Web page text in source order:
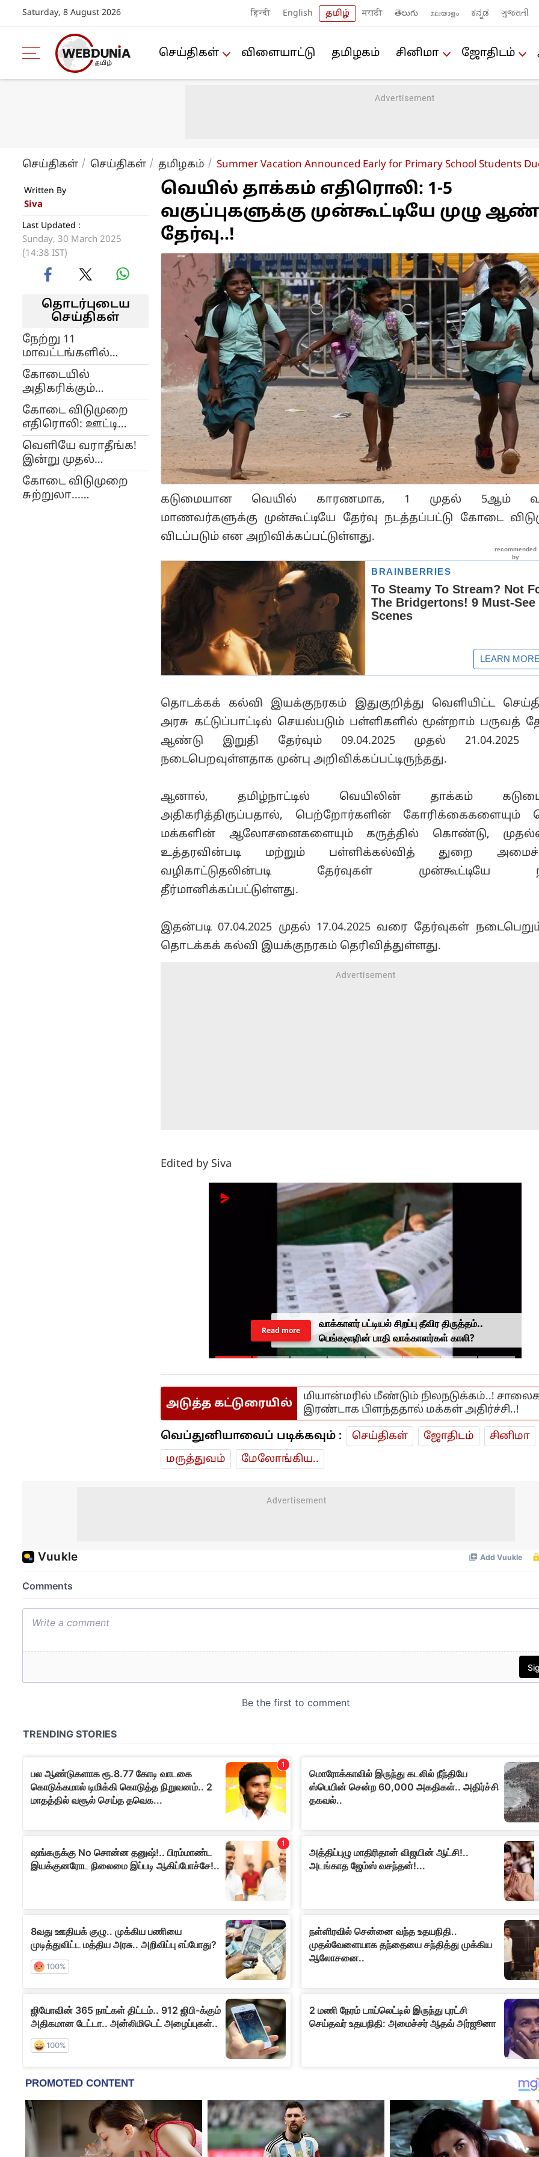
Saturday, 8 August 2026 हिन्दी English தமிழ் मराठी తెలుగు മലയാളം ಕನ್ನಡ ગુજરાતી
செய்திகள் விளையா‌ட்டு த‌மிழக‌ம் சினிமா ஜோ‌திட‌ம்
செய்திகள் செய்திகள் த‌மிழக‌ம் Summer Vacation Announced Early for Primary School Students
Written By
Siva
Last Updated :
Sunday, 30 March 2025
(14:38 IST)
தொடர்புடைய
செய்திகள்
நேற்று 11
மாவட்டங்களில்
சதமடித்த வெயில்..
இன்றும் வெப்பம்
அதிகம் இருக்கும் என
தகவல்..!
கோடையில்
அதிகரிக்கும்
நீர்க்கடுப்பு எனப்படும்
சிறுநீர்ப் பாதை
தொற்று: என்ன
செய்ய வேண்டும்?
கோடை விடுமுறை
எதிரொலி: ஊட்டி
சிறப்பு மலை சீசன்
ரயில் இன்று முதல்
தொடக்கம்..!
வெளியே வராதீங்க!
இன்று முதல்
கொளுத்தப் போகும்
கடும் வெயில்! 10
மாவட்டங்களுக்கு
கோடை விடுமுறை
சுற்றுலா...
வெயில் தாக்கம் எதிரொலி: 1-5
வகுப்புகளுக்கு முன்கூட்டியே முழு
தேர்வு..!
கடுமையான வெயில் காரணமாக, 1 முதல் 5ஆம்
மாணவர்களுக்கு முன்கூட்டியே தேர்வு நடத்தப்பட்டு கோடை
விடப்படும் என அறிவிக்கப்பட்டுள்ளது.
தொடக்கக் கல்வி இயக்குநரகம் இதுகுறித்து வெளியிட்ட
அரசு கட்டுப்பாட்டில் செயல்படும் பள்ளிகளில் மூன்றாம் பருவத்
ஆண்டு இறுதி தேர்வும் 09.04.2025 முதல்
நடைபெறவுள்ளதாக முன்பு அறிவிக்கப்பட்டிருந்தது.
ஆனால், தமிழ்நாட்டில் வெயிலின் தாக்கம்
அதிகரித்திருப்பதால், பெற்றோர்களின் கோரிக்கைகளையும்
மக்களின் ஆலோசனைகளையும் கருத்தில் கொண்டு,
உத்தரவின்படி மற்றும் பள்ளிக்கல்வித் துறை
வழிகாட்டுதலின்படி தேர்வுகள் முன்கூட்டியே
தீர்மானிக்கப்பட்டுள்ளது.
இதன்படி 07.04.2025 முதல் 17.04.2025 வரை தேர்வுகள்
தொடக்கக் கல்வி இயக்குநரகம் தெரிவித்துள்ளது.
Edited by Siva
வாக்காளர் பட்டியல் சிறப்பு தீவிர திருத்தம்..
பெங்களூரின் பாதி வாக்காளர்கள் காலி?
Read more
அடுத்த கட்டுரையில்
மியான்மரில் மீண்டும் நிலநடுக்கம்..!
இரண்டாக பிளந்ததால் மக்கள் அதிர்ச்சி..!
வெப்துனியாவைப் படிக்கவும் : செய்திகள் ஜோ‌திட‌ம்
சினிமா
மரு‌த்துவ‌ம்
மேலோங்கிய..